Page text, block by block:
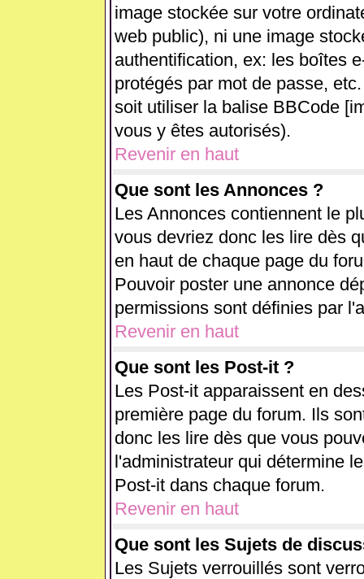
image stockée sur votre
web public), ni une image
authentification, ex: les boîtes
protégés par mot de passe,
soit utiliser la balise BBCode
vous y êtes autorisés).
Revenir en haut
Que sont les Annonces ?
Les Annonces contiennent le
vous devriez donc les lire dès
en haut de chaque page du
Pouvoir poster une annonce
permissions sont définies par
Revenir en haut
Que sont les Post-it ?
Les Post-it apparaissent en
première page du forum. Ils
donc les lire dès que vous
l'administrateur qui détermine
Post-it dans chaque forum.
Revenir en haut
Que sont les Sujets de
Les Sujets verrouillés sont